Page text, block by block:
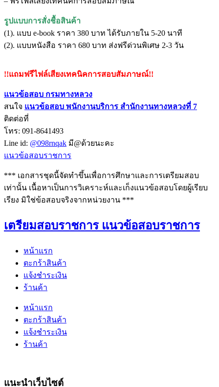
รูปแบบการสั่งชื้อสินค้า
(1). แบบ e-book ราคา 380 บาท ได้รับภายใน 5-20 นาที
(2). แบบหนังสือ ราคา 680 บาท ส่งฟรีด่วนพิเศษ 2-3 วัน
!!แถมฟรีไฟล์เสียงเทคนิคการสอบสัมภาษณ์!!
แนวข้อสอบ กรมทางหลวง
สนใจ แนวข้อสอบ พนักงานบริการ สำนักงานทางหลวงที่ 7
ติดต่อที่
โทร: 091-8641493
Line id: @098rnqak มี@ด้วยนะคะ
แนวข้อสอบราชการ
*** เอกสารชุดนี้จัดทำขึ้นเพื่อการศึกษาและการเตรียมสอบ
เท่านั้น เนื้อหาเป็นการวิเคราะห์และเก็งแนวข้อสอบโดยผู้เรียบ
เรียง มิใช่ข้อสอบจริงจากหน่วยงาน ***
เตรียมสอบราชการ แนวข้อสอบราชการ
หน้าแรก
ตะกร้าสินค้า
แจ้งชำระเงิน
ร้านค้า
หน้าแรก
ตะกร้าสินค้า
แจ้งชำระเงิน
ร้านค้า
แนะนำเว็บไซต์